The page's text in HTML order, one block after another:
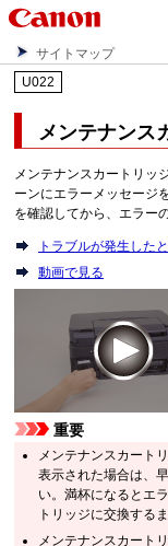
サイトマップ
U022
メンテナンス
メンテナンスカートリッ
ーンにエラーメッセージ
を確認してから、エラー
トラブルが発生した
動画で見る
重要
メンテナンスカート
表示された場合は、
い。満杯になるとエ
トリッジに交換する
メンテナンスカート